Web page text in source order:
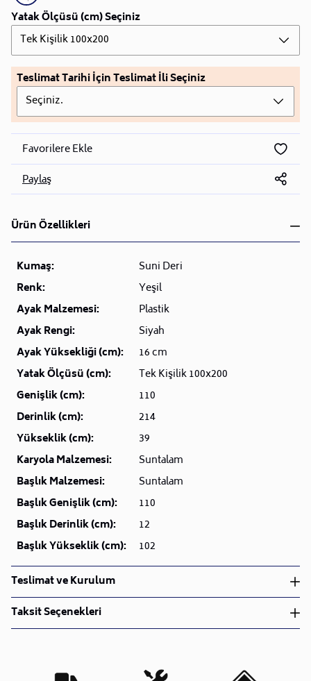
Yatak Ölçüsü (cm) Seçiniz
Tek Kişilik 100x200
Teslimat Tarihi İçin Teslimat İli Seçiniz
Seçiniz.
Favorilere Ekle
Paylaş
Ürün Özellikleri
Kumaş:
Suni Deri
Renk:
Yeşil
Ayak Malzemesi:
Plastik
Ayak Rengi:
Siyah
Ayak Yüksekliği (cm):
16 cm
Yatak Ölçüsü (cm):
Tek Kişilik 100x200
Genişlik (cm):
110
Derinlik (cm):
214
Yükseklik (cm):
39
Karyola Malzemesi:
Suntalam
Başlık Malzemesi:
Suntalam
Başlık Genişlik (cm):
110
Başlık Derinlik (cm):
12
Başlık Yükseklik (cm):
102
Teslimat ve Kurulum
Teslimat ve Kurulum
• Siparişlerinizi aldıktan sonra en kısa sürede işleme
Kargo süreçlerimizi güçlü lojistik ağımızla
Taksit Seçenekleri